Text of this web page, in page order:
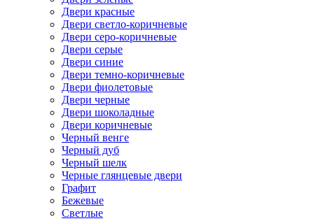
Двери красные
Двери светло-коричневые
Двери серо-коричневые
Двери серые
Двери синие
Двери темно-коричневые
Двери фиолетовые
Двери черные
Двери шоколадные
Двери коричневые
Черный венге
Черный дуб
Черный шелк
Черные глянцевые двери
Графит
Бежевые
Светлые